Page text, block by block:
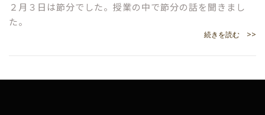
２月３日は節分でした。授業の中で節分の話を聞きまし
た。
続きを読む >>